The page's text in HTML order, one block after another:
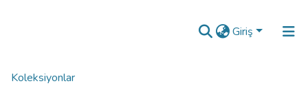
Giriş
Koleksiyonlar
Ana Sayfa